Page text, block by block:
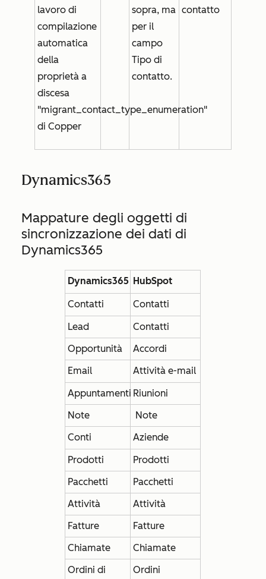
lavoro di
compilazione
automatica
della
proprietà a
discesa
"migrant_contact_type_enumeration"
di Copper
sopra, ma
per il
campo
Tipo di
contatto.
contatto
Dynamics365
Mappature degli oggetti di
sincronizzazione dei dati di
Dynamics365
Dynamics365 HubSpot
Contatti
Contatti
Lead
Contatti
Opportunità
Accordi
Email
Attività e-mail
Appuntamenti Riunioni
Note
Note
Conti
Aziende
Prodotti
Prodotti
Pacchetti
Pacchetti
Attività
Attività
Fatture
Fatture
Chiamate
Chiamate
Ordini di
Ordini